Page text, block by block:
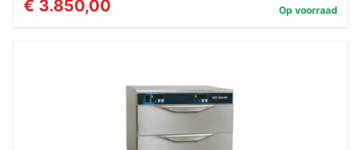
€ 3.850,00 Op voorraad